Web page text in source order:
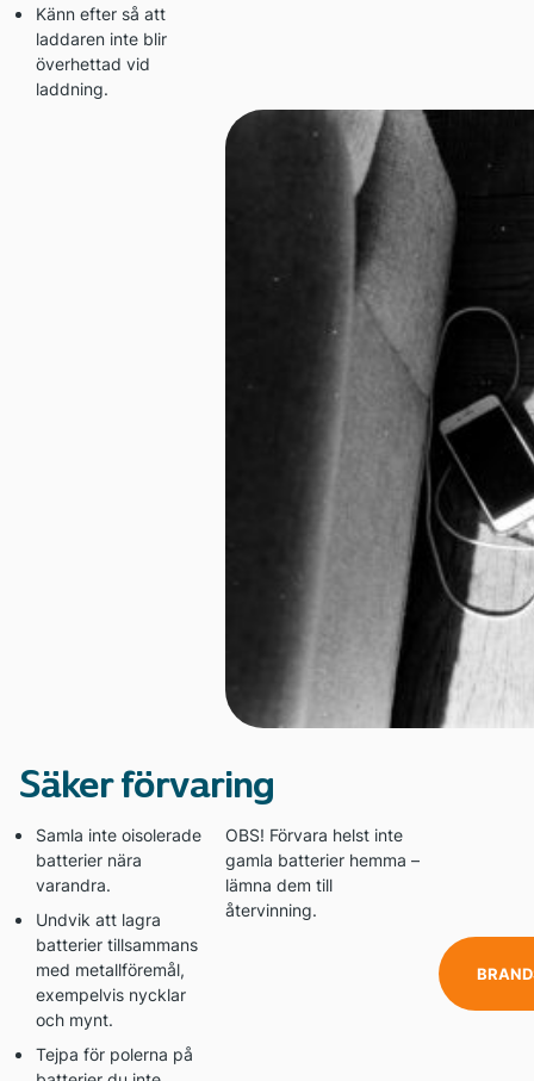
Känn efter så att
laddaren inte blir
överhettad vid
laddning.
Säker förvaring
Samla inte oisolerade
batterier nära
varandra.
Undvik att lagra
batterier tillsammans
med metallföremål,
exempelvis nycklar
och mynt.
Tejpa för polerna på
OBS! Förvara helst inte
gamla batterier hemma –
lämna dem till
återvinning.